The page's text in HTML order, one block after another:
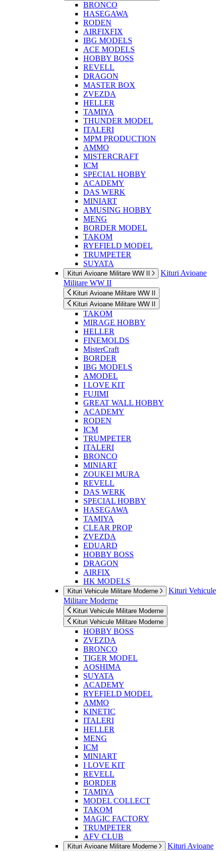
BRONCO
HASEGAWA
RODEN
AIRFIXFIX
IBG MODELS
ACE MODELS
HOBBY BOSS
REVELL
DRAGON
MASTER BOX
ZVEZDA
HELLER
TAMIYA
THUNDER MODEL
ITALERI
MPM PRODUCTION
AMMO
MISTERCRAFT
ICM
SPECIAL HOBBY
ACADEMY
DAS WERK
MINIART
AMUSING HOBBY
MENG
BORDER MODEL
TAKOM
RYEFIELD MODEL
TRUMPETER
SUYATA
Kituri Avioane Militare WW II
Kituri Avioane
Militare WW II
Kituri Avioane Militare WW II
Kituri Avioane Militare WW II
TAKOM
MIRAGE HOBBY
HELLER
FINEMOLDS
MisterCraft
BORDER
IBG MODELS
AMODEL
I LOVE KIT
FUJIMI
GREAT WALL HOBBY
ACADEMY
RODEN
ICM
TRUMPETER
ITALERI
BRONCO
MINIART
ZOUKEI MURA
REVELL
DAS WERK
SPECIAL HOBBY
HASEGAWA
TAMIYA
CLEAR PROP
ZVEZDA
EDUARD
HOBBY BOSS
DRAGON
AIRFIX
HK MODELS
Kituri Vehicule Militare Moderne
Kituri Vehicule
Militare Moderne
Kituri Vehicule Militare Moderne
Kituri Vehicule Militare Moderne
HOBBY BOSS
ZVEZDA
BRONCO
TIGER MODEL
AOSHIMA
SUYATA
ACADEMY
RYEFIELD MODEL
AMMO
KINETIC
ITALERI
HELLER
MENG
ICM
MINIART
I LOVE KIT
REVELL
BORDER
TAMIYA
MODEL COLLECT
TAKOM
MAGIC FACTORY
TRUMPETER
AFV CLUB
Kituri Avioane Militare Moderne
Kituri Avioane